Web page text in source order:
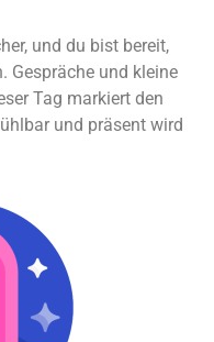
und du bist bereit,
Gespräche und kleine
Tag markiert den
und präsent wird